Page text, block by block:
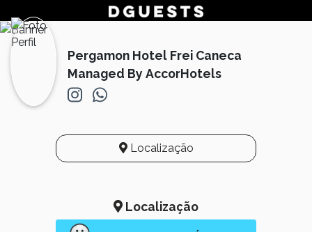
Pergamon Hotel Frei Caneca
Managed By AccorHotels
Localização
Localização